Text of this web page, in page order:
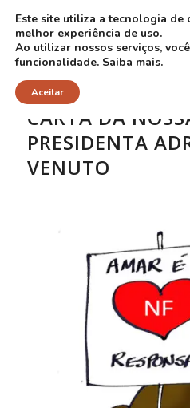
CARTA DA
PRESIDENTA
VENUTO
Este site utiliza a tecnologia de
melhor experiência de uso.
Ao utilizar nossos serviços,
funcionalidade. Saiba mais.
Aceitar